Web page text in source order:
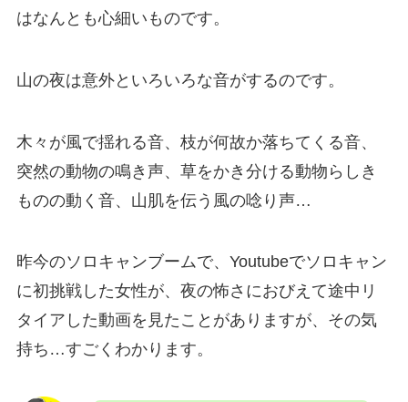
はなんとも心細いものです。
山の夜は意外といろいろな音がするのです。
木々が風で揺れる音、枝が何故か落ちてくる音、
突然の動物の鳴き声、草をかき分ける動物らしき
ものの動く音、山肌を伝う風の唸り声…
昨今のソロキャンブームで、Youtubeでソロキャン
に初挑戦した女性が、夜の怖さにおびえて途中リ
タイアした動画を見たことがありますが、その気
持ち…すごくわかります。